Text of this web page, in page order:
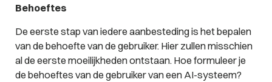
Behoeftes
De eerste stap van iedere aanbesteding is het bepalen
van de behoefte van de gebruiker. Hier zullen misschien
al de eerste moeilijkheden ontstaan. Hoe formuleer je
de behoeftes van de gebruiker van een AI-systeem?